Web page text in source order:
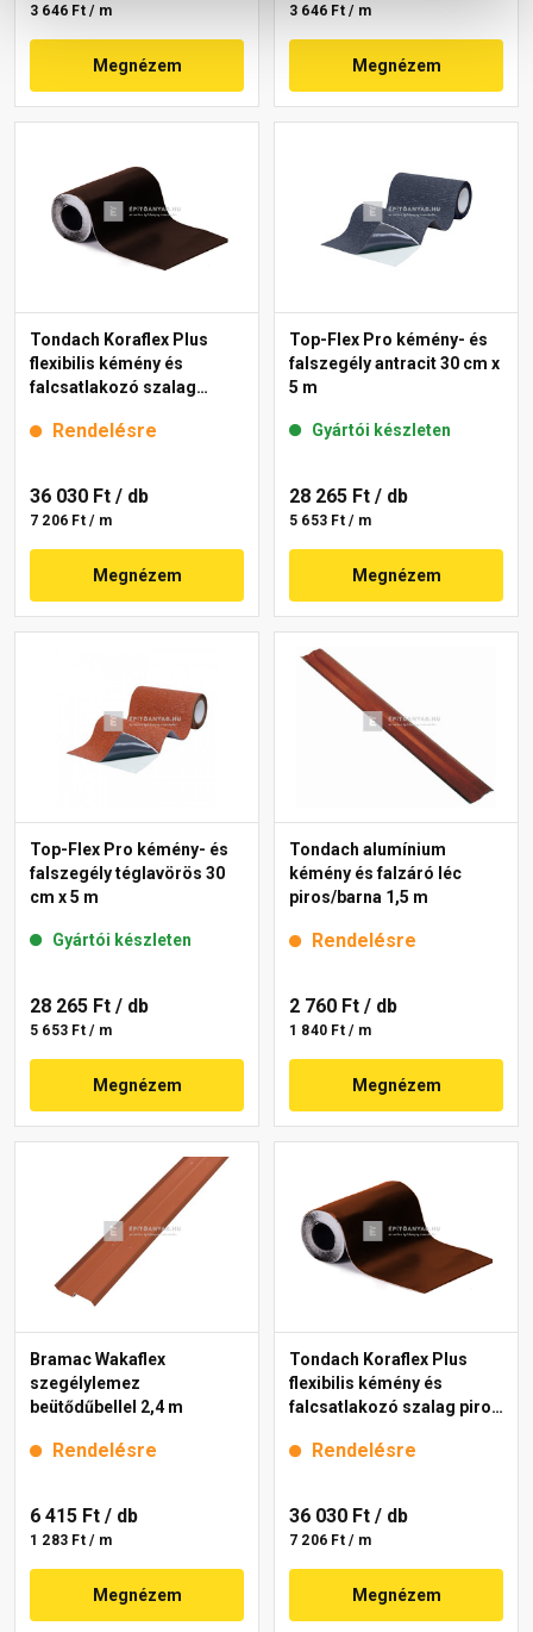
3 646 Ft / m
Megnézem
3 646 Ft / m
Megnézem
Tondach Koraflex Plus
flexibilis kémény és
falcsatlakozó szalag
Rendelésre
36 030 Ft / db
7 206 Ft / m
Megnézem
Top-Flex Pro kémény- és
falszegély antracit 30 cm x
5 m
Gyártói készleten
28 265 Ft / db
5 653 Ft / m
Megnézem
Top-Flex Pro kémény- és
falszegély téglavörös 30
cm x 5 m
Gyártói készleten
28 265 Ft / db
5 653 Ft / m
Megnézem
Tondach alumínium
kémény és falzáró léc
piros/barna 1,5 m
Rendelésre
2 760 Ft / db
1 840 Ft / m
Megnézem
Bramac Wakaflex
szegélylemez
beütődűbellel 2,4 m
Rendelésre
6 415 Ft / db
1 283 Ft / m
Megnézem
Tondach Koraflex Plus
flexibilis kémény és
falcsatlakozó szalag piros
Rendelésre
36 030 Ft / db
7 206 Ft / m
Megnézem